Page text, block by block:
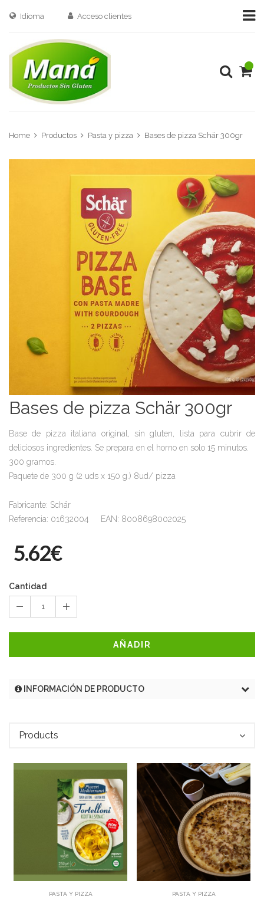
Idioma Acceso clientes
Home Productos Pasta y pizza Bases de pizza Schär 300gr
Bases de pizza Schär 300gr
Base de pizza italiana original, sin gluten, lista para cubrir de
deliciosos ingredientes. Se prepara en el horno en solo 15 minutos.
300 gramos.
Paquete de 300 g (2 uds x 150 g.) 8ud/ pizza
Fabricante: Schär
Referencia: 01632004 EAN: 8008698002025
5.62€
Cantidad
1
AÑADIR
INFORMACIÓN DE PRODUCTO
Products
Añadir
PASTA Y PIZZA Añadir
PASTA Y PIZZA